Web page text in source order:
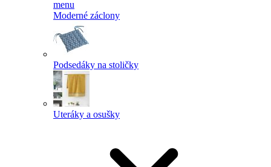
menu
Moderné záclony
Podsedáky na stoličky
Uteráky a osušky